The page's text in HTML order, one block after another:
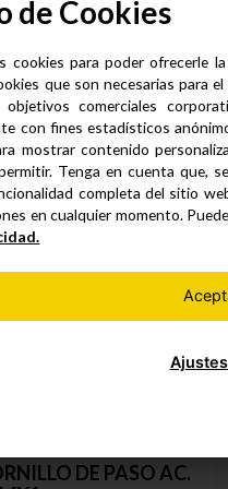
DE PASO AC.
de Cookies
cookies para poder ofrecerle
que son necesarias para
objetivos comerciales
con fines estadísticos
mostrar contenido
Tenga en cuenta que,
completa del sitio
en cualquier momento.